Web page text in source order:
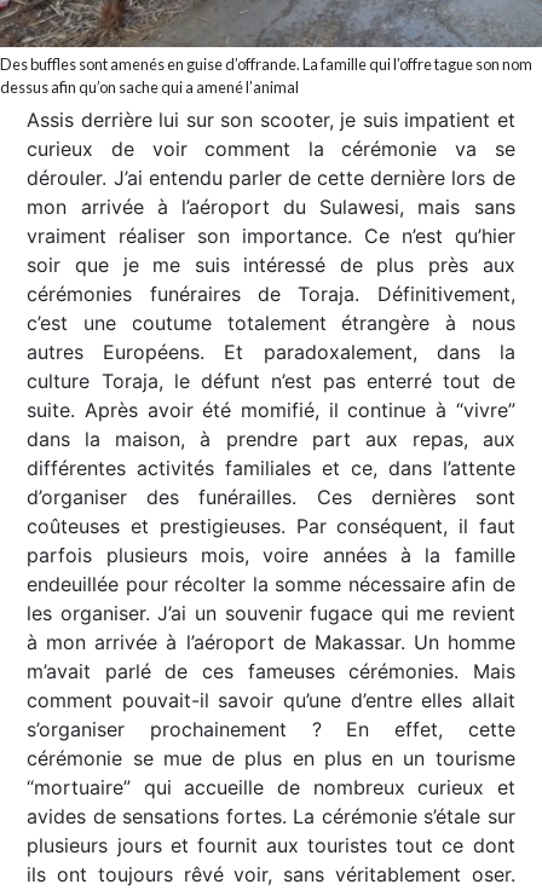
Des buffles sont amenés en guise d’offrande. La famille qui l’offre tague son nom
dessus afin qu’on sache qui a amené l’animal
Assis derrière lui sur son scooter, je suis impatient et
curieux de voir comment la cérémonie va se
dérouler. J’ai entendu parler de cette dernière lors de
mon arrivée à l’aéroport du Sulawesi, mais sans
vraiment réaliser son importance. Ce n’est qu’hier
soir que je me suis intéressé de plus près aux
cérémonies funéraires de Toraja. Définitivement,
c’est une coutume totalement étrangère à nous
autres Européens. Et paradoxalement, dans la
culture Toraja, le défunt n’est pas enterré tout de
suite. Après avoir été momifié, il continue à “vivre”
dans la maison, à prendre part aux repas, aux
différentes activités familiales et ce, dans l’attente
d’organiser des funérailles. Ces dernières sont
coûteuses et prestigieuses. Par conséquent, il faut
parfois plusieurs mois, voire années à la famille
endeuillée pour récolter la somme nécessaire afin de
les organiser. J’ai un souvenir fugace qui me revient
à mon arrivée à l’aéroport de Makassar. Un homme
m’avait parlé de ces fameuses cérémonies. Mais
comment pouvait-il savoir qu’une d’entre elles allait
s’organiser prochainement ? En effet, cette
cérémonie se mue de plus en plus en un tourisme
“mortuaire” qui accueille de nombreux curieux et
avides de sensations fortes. La cérémonie s’étale sur
plusieurs jours et fournit aux touristes tout ce dont
ils ont toujours rêvé voir, sans véritablement oser.